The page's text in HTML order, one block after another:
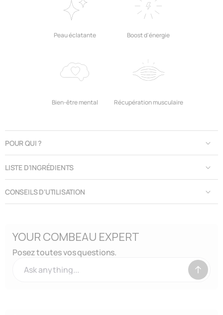
Peau éclatante Boost d'énergie
Bien-être mental Récupération musculaire
POUR QUI ?
LISTE D'INGRÉDIENTS
CONSEILS D'UTILISATION
YOUR COMBEAU EXPERT
Posez toutes vos questions.